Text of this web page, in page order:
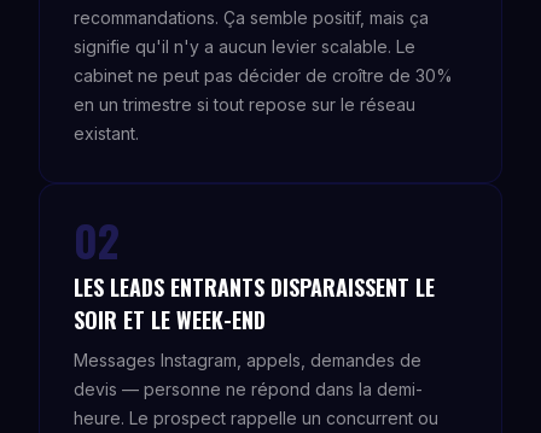
recommandations. Ça semble positif, mais ça
signifie qu'il n'y a aucun levier scalable. Le
cabinet ne peut pas décider de croître de 30%
en un trimestre si tout repose sur le réseau
existant.
02
LES LEADS ENTRANTS DISPARAISSENT LE
SOIR ET LE WEEK-END
Messages Instagram, appels, demandes de
devis — personne ne répond dans la demi-
heure. Le prospect rappelle un concurrent ou